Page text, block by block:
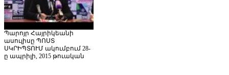
Պարոյր Հայրիկեանի
ասուլիսը ՊՈՍՏ
ՍԿՐԻՊՏՈՒՄ ակումբում 28-
ը ապրիլի, 2015 թուական